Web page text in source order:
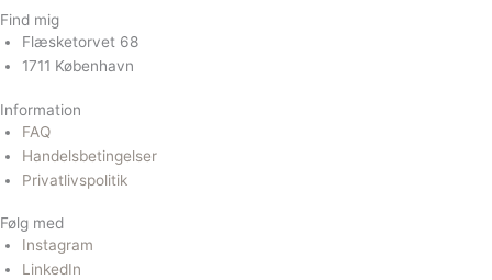
Find mig
Flæsketorvet 68
1711 København
Information
FAQ
Handelsbetingelser
Privatlivspolitik
Følg med
Instagram
LinkedIn